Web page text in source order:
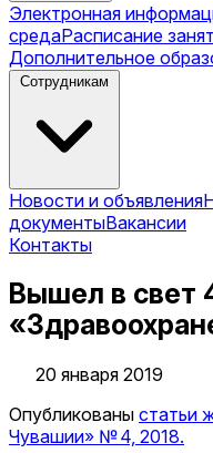
Электронная
средаРасписание
Дополнительное
Сотрудникам
Новости и объявления
документыВакансии
Контакты
Вышел в свет
20 января 2019
Опубликованы статьи
Чувашии» № 4, 2018.